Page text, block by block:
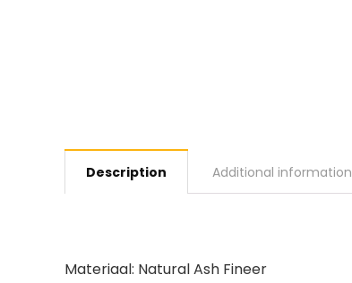
Description Additional information
Materiaal: Natural Ash Fineer